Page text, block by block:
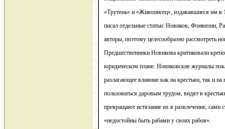
«Трутень» и «Живописец», издававшиеся им
писал отдельные статьи: Новиков, Фонвизин,
авторы, поэтому целесообразно рассмотреть
Предшественники Новикова критиковали
юридическом плане. Новиковские журналы
разлагающее влияние как на крестьян, так и
пользоваться даровым трудом, видят в
превращают истязание их в развлечение, сами
«недостойны быть рабами у своих рабов».